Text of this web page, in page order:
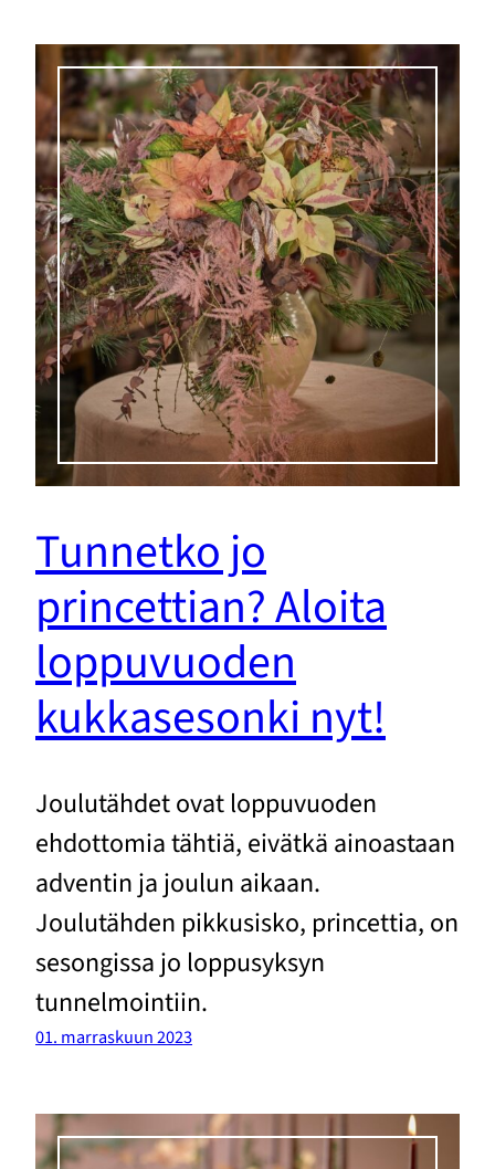
Tunnetko jo
princettian? Aloita
loppuvuoden
kukkasesonki nyt!
Joulutähdet ovat loppuvuoden
ehdottomia tähtiä, eivätkä ainoastaan
adventin ja joulun aikaan.
Joulutähden pikkusisko, princettia, on
sesongissa jo loppusyksyn
tunnelmointiin.
01. marraskuun 2023